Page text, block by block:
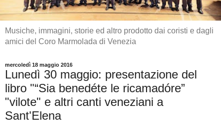
Musiche, immagini, storie ed altro prodotto dai coristi e dagli
amici del Coro Marmolada di Venezia
mercoledì 18 maggio 2016
Lunedì 30 maggio: presentazione del
libro "“Sia benedéte le ricamadóre”
"vilote" e altri canti veneziani a
Sant'Elena